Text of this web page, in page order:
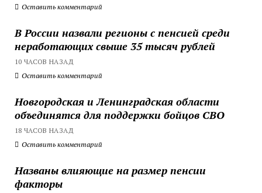
Оставить комментарий
В России назвали регионы с пенсией среди
неработающих свыше 35 тысяч рублей
10 ЧАСОВ НАЗАД
Оставить комментарий
Новгородская и Ленинградская области
объединятся для поддержки бойцов СВО
18 ЧАСОВ НАЗАД
Оставить комментарий
Названы влияющие на размер пенсии
факторы